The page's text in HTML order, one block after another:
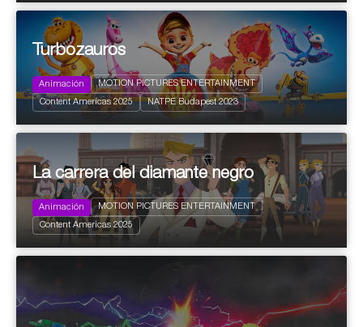
2024 156 x 7' FamilyKids
Comedia
Turbozauros
Animación MOTION PICTURES ENTERTAINMENT
Content Americas 2025 NATPE Budapest 2023
2024 156 x 7' + 7 years
La carrera del diamante negro
Animación MOTION PICTURES ENTERTAINMENT
Content Americas 2025